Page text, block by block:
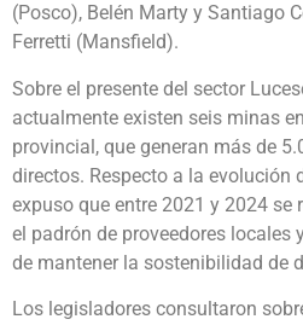
(Posco), Belén Marty y Santiago
Ferretti (Mansfield).
Sobre el presente del sector
actualmente existen seis minas
provincial, que generan más de
directos. Respecto a la evolución
expuso que entre 2021 y 2024 se
el padrón de proveedores locales
de mantener la sostenibilidad de
Los legisladores consultaron